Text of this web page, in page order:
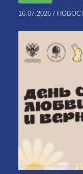
16.07.2026 /